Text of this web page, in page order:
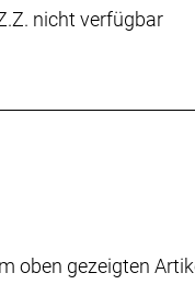
GS
nicht verfügbar
oben gezeigten